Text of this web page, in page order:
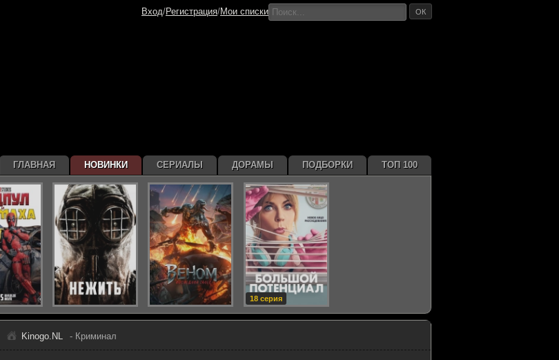
Kinogo.NL - Криминал
ГЛАВНАЯ НОВИНКИ СЕРИАЛЫ ДОРАМЫ ПОДБОРКИ ТОП 100
18 серия
Вход/Регистрация/Мои списки ОК